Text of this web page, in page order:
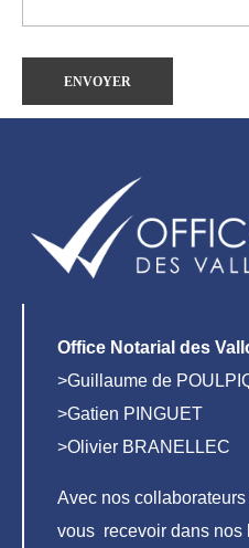
Office Notarial des
>Guillaume de
>Gatien PINGUET
>Olivier BRANELLEC
Avec nos
vous recevoir dans nos